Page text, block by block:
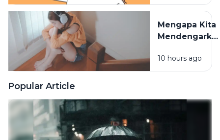
Konsumsinya
Berpengaruh
Mengapa Kita
Saat Hati
Sedang
10 hours ago
Popular Article